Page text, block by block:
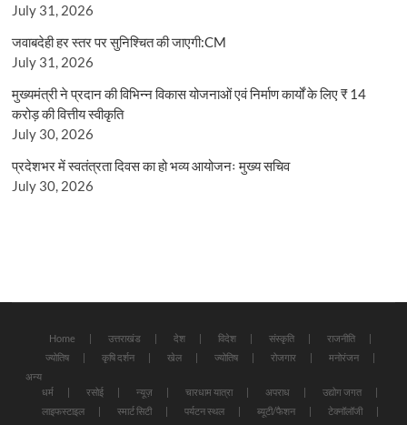
July 31, 2026
जवाबदेही हर स्तर पर सुनिश्चित की जाएगी:CM
July 31, 2026
मुख्यमंत्री ने प्रदान की विभिन्न विकास योजनाओं एवं निर्माण कार्यों के लिए ₹ 14
करोड़ की वित्तीय स्वीकृति
July 30, 2026
प्रदेशभर में स्वतंत्रता दिवस का हो भव्य आयोजनः मुख्य सचिव
July 30, 2026
Home उत्तराखंड देश विदेश संस्कृति
राजनीति
ज्योतिष
कृषि दर्शन खेल ज्योतिष रोजगार
मनोरंजन
अन्य
धर्म
रसोई न्यूज़ चारधाम यात्रा अपराध
उद्योग जगत
लाइफस्टाइल
स्मार्ट सिटी पर्यटन स्थल ब्यूटी/फैशन
टेक्नॉलॉजी